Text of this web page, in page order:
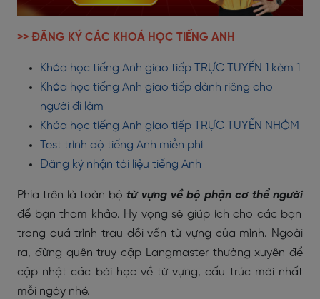
>> ĐĂNG KÝ CÁC KHOÁ HỌC TIẾNG ANH
Khóa học tiếng Anh giao tiếp TRỰC TUYẾN 1 kèm 1
Khóa học tiếng Anh giao tiếp dành riêng cho
người đi làm
Khóa học tiếng Anh giao tiếp TRỰC TUYẾN NHÓM
Test trình độ tiếng Anh miễn phí
Đăng ký nhận tài liệu tiếng Anh
Phía trên là toàn bộtừ vựng về bộ phận cơ thể người
để bạn tham khảo. Hy vọng sẽ giúp ích cho các bạn
trong quá trình trau dồi vốn từ vựng của mình. Ngoài
ra, đừng quên truy cập Langmaster thường xuyên để
cập nhật các bài học về từ vựng, cấu trúc mới nhất
mỗi ngày nhé.